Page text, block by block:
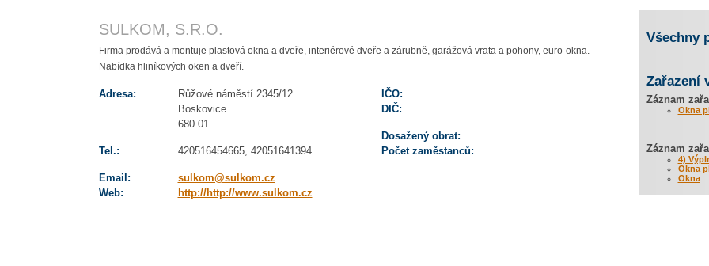
SULKOM, S.R.O.
Firma prodává a montuje plastová okna a dveře, interiérové dveře a zárubně, garážová vrata a pohony, euro-okna.
Nabídka hliníkových oken a dveří.
Adresa:
Růžové náměstí 2345/12
Boskovice
680 01
Tel.: 420516454665, 42051641394
Email:
sulkom@sulkom.cz
Web:
http://http://www.sulkom.cz
IČO:
DIČ:
Dosažený obrat:
Počet zaměstanců:
Všechny
Zařazení
Záznam
Okna
Záznam
4)
Okna
Okna